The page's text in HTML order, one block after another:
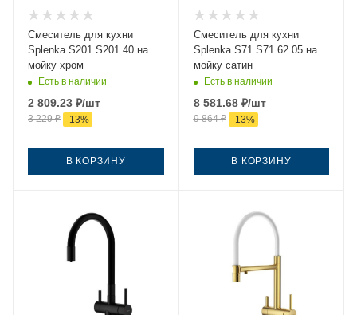
Смеситель для кухни
Splenka S201 S201.40 на
мойку хром
Есть в наличии
2 809.23 ₽/шт
3 229₽ -13%
В КОРЗИНУ
Смеситель для кухни
Splenka S71 S71.62.05 на
мойку сатин
Есть в наличии
8 581.68₽/шт
9 864₽ -13%
В КОРЗИНУ